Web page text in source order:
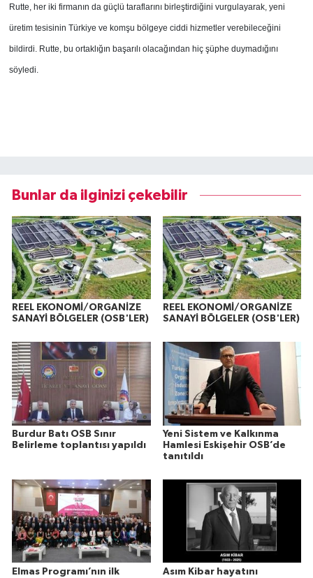
Rutte, her iki firmanın da güçlü taraflarını birleştirdiğini vurgulayarak, yeni
üretim tesisinin Türkiye ve komşu bölgeye ciddi hizmetler verebileceğini
bildirdi. Rutte, bu ortaklığın başarılı olacağından hiç şüphe duymadığını
söyledi.
Bunlar da ilginizi çekebilir
REEL EKONOMİ/ORGANİZE
SANAYİ BÖLGELER (OSB'LER)
REEL EKONOMİ/ORGANİZE
SANAYİ BÖLGELER (OSB'LER)
Burdur Batı OSB Sınır
Belirleme toplantısı yapıldı
Yeni Sistem ve Kalkınma
Hamlesi Eskişehir OSB’de
tanıtıldı
Elmas Programı’nın ilk
Asım Kibar hayatını